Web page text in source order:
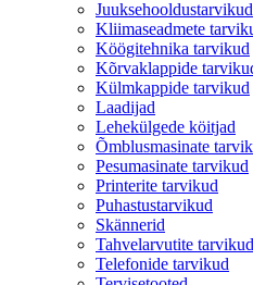
Juuksehooldustarvikud
Kliimaseadmete
Köögitehnika tarvikud
Kõrvaklappide
Külmkappide tarvikud
Laadijad
Lehekülgede köitjad
Õmblusmasinate
Pesumasinate tarvikud
Printerite tarvikud
Puhastustarvikud
Skännerid
Tahvelarvutite tarvikud
Telefonide tarvikud